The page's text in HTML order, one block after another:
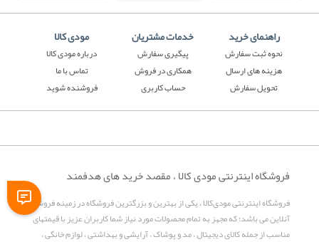
راهنمای خرید
نحوه ثبت سفارش
هزینه های ارسال
تحویل سفارش
خدمات مشتریان
پیگیری سفارش
همکاری در فروش
حساب کاربری
مودی کالا
درباره مودی کالا
تماس با ما
فروشنده شوید
فروشگاه اینترنتی مودی کالا ، مقصد خرید های هدفمند
فروشگاه اینترنتی مودی‌کالا ، یکی از بهترین و بزرگترین فروشگاه در زمینه فروش
آنلاین می باشد؛ که مجهز به تمام محصولات مورد نیاز شما کاربران عزیز با قیمتهای
مناسب از جمله کالای دیجیتال ، مد و پوشاک ، آرایشی و بهداشتی ، لوازم خانگی ،